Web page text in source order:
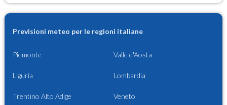
Previsioni meteo per le regioni italiane
Piemonte Valle d'Aosta
Liguria Lombardia
Trentino Alto Adige Veneto